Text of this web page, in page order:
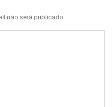
não será publicado.